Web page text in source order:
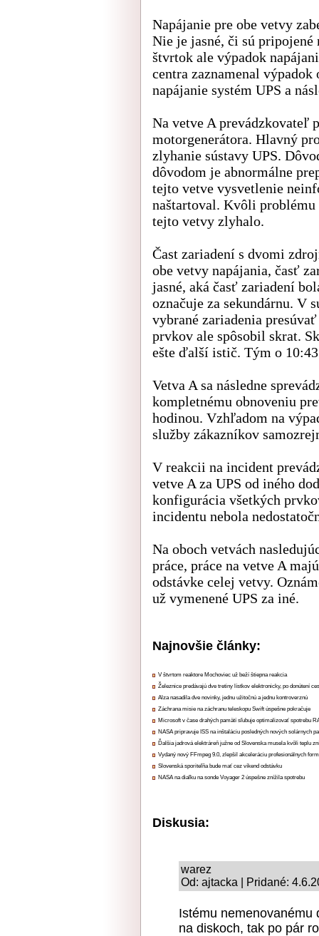
Napájanie pre obe vetvy
Nie je jasné, či sú pripojené
štvrtok ale výpadok
centra zaznamenal výpadok
napájanie systém UPS a
Na vetve A prevádzkovateľ
motorgenerátora. Hlavný
zlyhanie sústavy UPS.
dôvodom je abnormálne
tejto vetve vysvetlenie
naštartoval. Kvôli problému
tejto vetvy zlyhalo.
Čast zariadení s dvomi
obe vetvy napájania, časť
jasné, aká časť zariadení
označuje za sekundárnu. V
vybrané zariadenia
prvkov ale spôsobil skrat.
ešte ďalší istič. Tým o
Vetva A sa následne
kompletnému obnoveniu
hodinou. Vzhľadom na
služby zákazníkov
V reakcii na incident
vetve A za UPS od iného
konfigurácia všetkých
incidentu nebola
Na oboch vetvách
práce, práce na vetve A
odstávke celej vetvy.
už vymenené UPS za iné.
Najnovšie články:
V štvrtom reaktore Mochoviec už beží štiepna reakcia
Železnice predávajú dve tretiny lístkov elektronicky, po donútení
Alza nasadila dve novinky, jednu užitočnú a jednu kontroverznú
Záchrana misie na záchranu teleskopu Swift úspešne pokračuje
Microsoft v čase drahých pamätí sľubuje optimalizovať spotrebu
NASA pripravuje ISS na inštaláciu posledných nových solárnych
Ďalšia jadrová elektráreň južne od Slovenska musela kvôli teplu
Vydaný nový FFmpeg 9.0, zlepšil akceleráciu profesionálnych
Slovenská sporiteľňa bude mať cez víkend odstávku
NASA na diaľku na sonde Voyager 2 úspešne znížila spotrebu
Diskusia:
warez
Od: ajtacka | Pridané:
Istému nemenovanému
na diskoch, tak po pár